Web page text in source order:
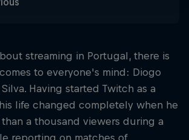
streaming in Portugal, there is
to everyone's mind: Diogo
Silva. Having started Twitch as a
life changed completely when he
a thousand viewers during a
reporting on matches of